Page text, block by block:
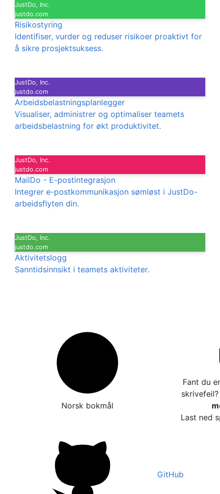
JustDo, Inc.
justdo.com
Risikostyring
Identifiser, vurder og reduser risikoer proaktivt for
å sikre prosjektsuksess.
JustDo, Inc.
justdo.com
Arbeidsbelastningsplanlegger
Visualiser, administrer og optimaliser teamets
arbeidsbelastning for økt produktivitet.
JustDo, Inc.
justdo.com
MailDo - E-postintegrasjon
Integrer e-postkommunikasjon sømløst i JustDo-
arbeidsflyten din.
JustDo, Inc.
justdo.com
Aktivitetslogg
Sanntidsinnsikt i teamets aktiviteter.
Norsk bokmål
Fant du
Last ned
GitHub